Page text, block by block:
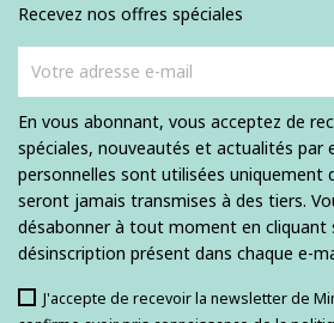
Recevez nos offres spéciales
En vous abonnant, vous acceptez de
spéciales, nouveautés et actualités par
personnelles sont utilisées uniquement
seront jamais transmises à des tiers.
désabonner à tout moment en cliquant
désinscription présent dans chaque e-
J'accepte de recevoir la newsletter de